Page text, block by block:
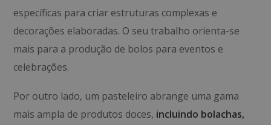
específicas para criar estruturas complexas e
decorações elaboradas. O seu trabalho orienta-se
mais para a produção de bolos para eventos e
celebrações.
Por outro lado, um pasteleiro abrange uma gama
mais ampla de produtos doces, incluindo bolachas,